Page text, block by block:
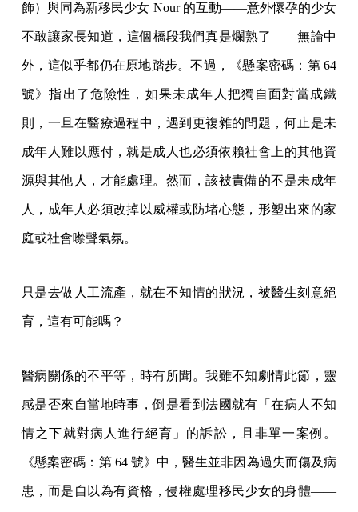
飾）與同為新移民少女 Nour 的互動——意外懷孕的少女
不敢讓家長知道，這個橋段我們真是爛熟了——無論中
外，這似乎都仍在原地踏步。不過，《懸案密碼：第 64
號》指出了危險性，如果未成年人把獨自面對當成鐵
則，一旦在醫療過程中，遇到更複雜的問題，何止是未
成年人難以應付，就是成人也必須依賴社會上的其他資
源與其他人，才能處理。然而，該被責備的不是未成年
人，成年人必須改掉以威權或防堵心態，形塑出來的家
庭或社會噤聲氣氛。
只是去做人工流產，就在不知情的狀況，被醫生刻意絕
育，這有可能嗎？
醫病關係的不平等，時有所聞。我雖不知劇情此節，靈
感是否來自當地時事，倒是看到法國就有「在病人不知
情之下就對病人進行絕育」的訴訟，且非單一案例。
《懸案密碼：第 64 號》中，醫生並非因為過失而傷及病
患，而是自以為有資格，侵權處理移民少女的身體——